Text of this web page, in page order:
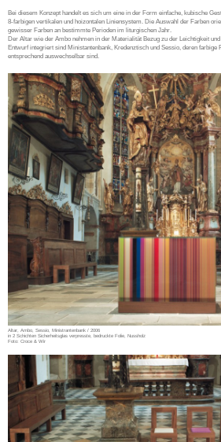
Bei diesem Konzept handelt es sich um eine in der Form einfache, kubische
8-farbigen vertikalen und hoizontalen Liniensystem. Die Auswahl der Farben
gewisser Farben an bestimmte Perioden im liturgischen Jahr.
Der Altar wie der Ambo nehmen in der Materialität Bezug zu der Leichtigkeit
Entwurf integriert sind Ministantenbank, Kredenztisch und Sessio, deren farbige
entsprechend auswechselbar sind.
Altar, Ambo, Sessio, Ministrantenbank / 2006
in 2 Schichten Sicherheitsglas verpresste, bedruckte Folie, Nussholz
Foto: Croce & Wir